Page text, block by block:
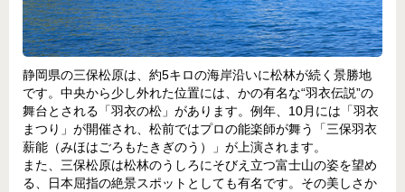
静岡県の三保松原は、約5キロの海岸沿いに松林が続く景勝地
です。中央から少し外れた位置には、かの有名な“羽衣伝説”の
舞台とされる「羽衣の松」があります。例年、10月には「羽衣
まつり」が開催され、松前ではプロの能楽師が舞う「三保羽衣
薪能（みほはごろもたきぎのう）」が上演されます。
また、三保松原は松林のうしろにそびえ立つ富士山の姿を望め
る、日本屈指の絶景スポットとしても有名です。その美しさか